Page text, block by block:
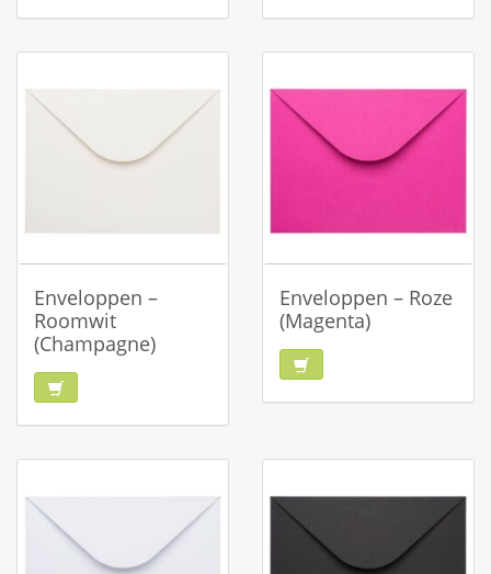
Enveloppen –
Roomwit
(Champagne)
Enveloppen – Roze
(Magenta)